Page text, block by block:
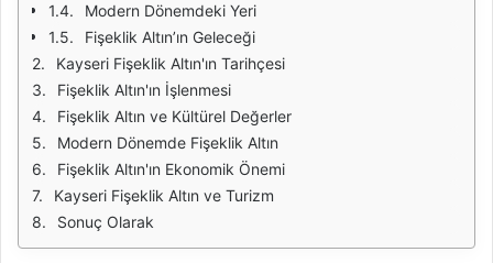
Modern Dönemdeki Yeri
Fişeklik Altın’ın Geleceği
Kayseri Fişeklik Altın'ın Tarihçesi
Fişeklik Altın'ın İşlenmesi
Fişeklik Altın ve Kültürel Değerler
Modern Dönemde Fişeklik Altın
Fişeklik Altın'ın Ekonomik Önemi
Kayseri Fişeklik Altın ve Turizm
Sonuç Olarak